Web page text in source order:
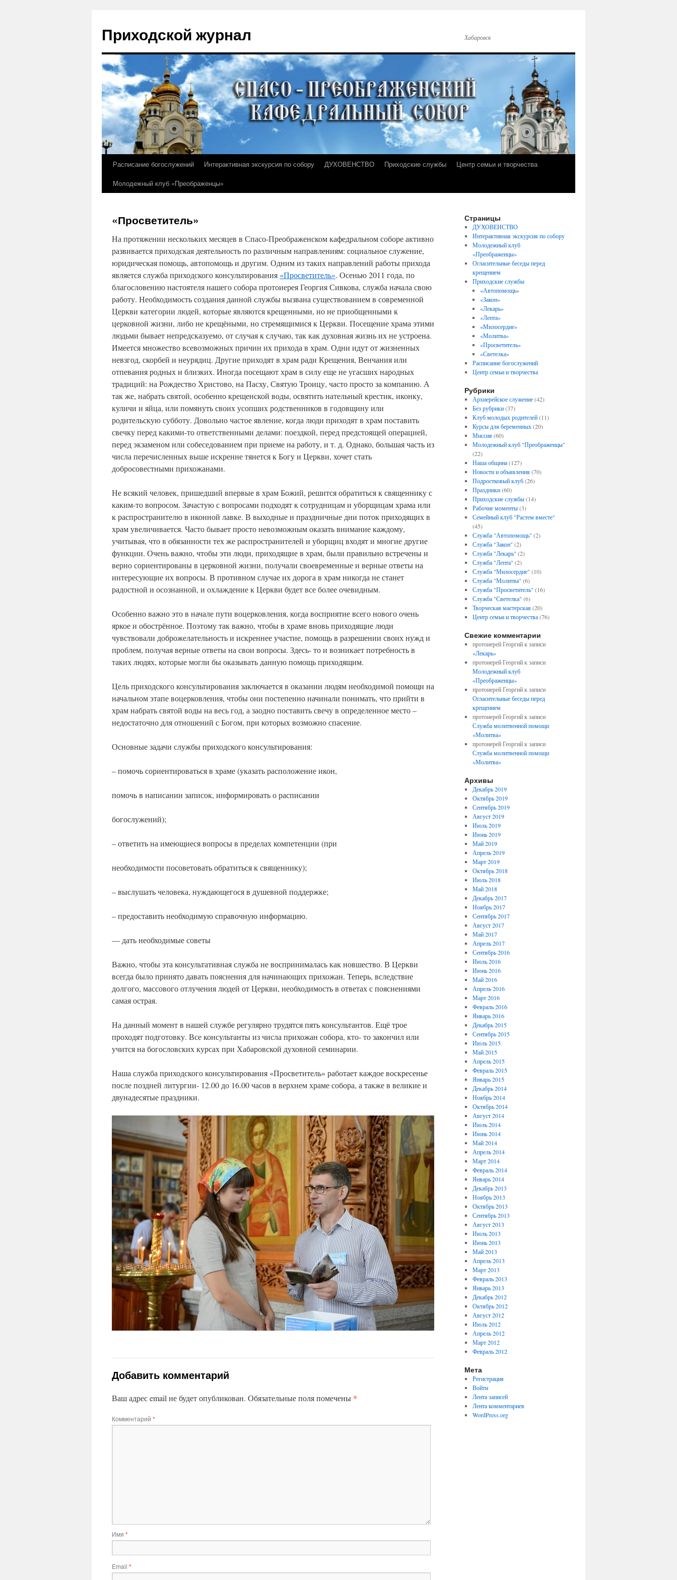
Приходской журнал Хабаровск
Перейти
Расписание богослужений Интерактивная экскурсия по собору ДУХОВЕНСТВО Приходские службы
Центр семьи и творчества
Молодежный клуб «Преображенцы»
«Просветитель»
На протяжении нескольких месяцев в Спасо-Преображенском кафедральном соборе активно
развивается приходская деятельность по различным направлениям: социальное служение,
юридическая помощь, автопомощь и другим. Одним из таких направлений работы прихода
является служба приходского консультирования «Просветитель». Осенью 2011 года, по
благословению настоятеля нашего собора протоиерея Георгия Сивкова, служба начала свою
работу. Необходимость создания данной службы вызвана существованием в современной
Церкви категории людей, которые являются крещенными, но не приобщенными к
церковной жизни, либо не крещёными, но стремящимися к Церкви. Посещение храма этими
людьми бывает непредсказуемо, от случая к случаю, так как духовная жизнь их не устроена.
Имеется множество всевозможных причин их прихода в храм. Одни идут от жизненных
невзгод, скорбей и неурядиц. Другие приходят в храм ради Крещения, Венчания или
отпевания родных и близких. Иногда посещают храм в силу еще не угасших народных
традиций: на Рождество Христово, на Пасху, Святую Троицу, часто просто за компанию. А
так же, набрать святой, особенно крещенской воды, освятить нательный крестик, иконку,
куличи и яйца, или помянуть своих усопших родственников в годовщину или
родительскую субботу. Довольно частое явление, когда люди приходят в храм поставить
свечку перед какими-то ответственными делами: поездкой, перед предстоящей операцией,
перед экзаменом или собеседованием при приеме на работу, и т. д. Однако, большая часть из
числа перечисленных выше искренне тянется к Богу и Церкви, хочет стать
добросовестными прихожанами.
Не всякий человек, пришедший впервые в храм Божий, решится обратиться к священнику с
каким-то вопросом. Зачастую с вопросами подходят к сотрудницам и уборщицам храма или
к распространителю в иконной лавке. В выходные и праздничные дни поток приходящих в
храм увеличивается. Часто бывает просто невозможным оказать внимание каждому,
учитывая, что в обязанности тех же распространителей и уборщиц входят и многие другие
функции. Очень важно, чтобы эти люди, приходящие в храм, были правильно встречены и
верно сориентированы в церковной жизни, получали своевременные и верные ответы на
интересующие их вопросы. В противном случае их дорога в храм никогда не станет
радостной и осознанной, и охлаждение к Церкви будет все более очевидным.
Особенно важно это в начале пути воцерковления, когда восприятие всего нового очень
яркое и обострённое. Поэтому так важно, чтобы в храме вновь приходящие люди
чувствовали доброжелательность и искреннее участие, помощь в разрешении своих нужд и
проблем, получая верные ответы на свои вопросы. Здесь- то и возникает потребность в
таких людях, которые могли бы оказывать данную помощь приходящим.
Цель приходского консультирования заключается в оказании людям необходимой помощи на
начальном этапе воцерковления, чтобы они постепенно начинали понимать, что прийти в
храм набрать святой воды на весь год, а заодно поставить свечу в определенное место –
недостаточно для отношений с Богом, при которых возможно спасение.
Основные задачи службы приходского консультирования:
– помочь сориентироваться в храме (указать расположение икон,
помочь в написании записок, информировать о расписании
богослужений);
– ответить на имеющиеся вопросы в пределах компетенции (при
необходимости посоветовать обратиться к священнику);
– выслушать человека, нуждающегося в душевной поддержке;
– предоставить необходимую справочную информацию.
— дать необходимые советы
Важно, чтобы эта консультативная служба не воспринималась как новшество. В Церкви
всегда было принято давать пояснения для начинающих прихожан. Теперь, вследствие
долгого, массового отлучения людей от Церкви, необходимость в ответах с пояснениями
самая острая.
На данный момент в нашей службе регулярно трудятся пять консультантов. Ещё трое
проходят подготовку. Все консультанты из числа прихожан собора, кто- то закончил или
учится на богословских курсах при Хабаровской духовной семинарии.
Наша служба приходского консультирования «Просветитель» работает каждое воскресенье
после поздней литургии- 12.00 до 16.00 часов в верхнем храме собора, а также в великие и
двунадесятые праздники.
Добавить комментарий
Ваш адрес email не будет опубликован. Обязательные поля помечены *
Комментарий *
Имя *
Email *
Страницы
ДУХОВЕНСТВО
Интерактивная экскурсия по собору
Молодежный клуб
«Преображенцы»
Огласительные беседы перед
крещением
Приходские службы
«Автопомощь»
«Закон»
«Лекарь»
«Лепта»
«Милосердие»
«Молитва»
«Просветитель»
«Светелка»
Расписание богослужений
Центр семьи и творчества
Рубрики
Архиерейское служение(42)
Без рубрики(37)
Клуб молодых родителей(11)
Курсы для беременных(20)
Миссия(60)
Молодежный клуб "Преображенцы"
(22)
Наша община(127)
Новости и объявления(70)
Подростковый клуб(26)
Праздники(60)
Приходские службы(14)
Рабочие моменты(3)
Семейный клуб "Растем вместе"
(45)
Служба "Автопомощь" (2)
Служба "Закон" (2)
Служба "Лекарь" (2)
Служба "Лепта" (2)
Служба "Милосердие" (10)
Служба "Молитва" (6)
Служба "Просветитель" (16)
Служба "Светелка" (6)
Творческая мастерская(20)
Центр семьи и творчества(76)
Свежие комментарии
протоиерей Георгийк записи
«Лекарь»
протоиерей Георгийк записи
Молодежный клуб
«Преображенцы»
протоиерей Георгийк записи
Огласительные беседы перед
крещением
протоиерей Георгийк записи
Служба молитвенной помощи
«Молитва»
протоиерей Георгийк записи
Служба молитвенной помощи
«Молитва»
Архивы
Декабрь 2019
Октябрь 2019
Сентябрь 2019
Август 2019
Июль 2019
Июнь 2019
Май 2019
Апрель 2019
Март 2019
Октябрь 2018
Июль 2018
Май 2018
Декабрь 2017
Ноябрь 2017
Сентябрь 2017
Август 2017
Май 2017
Апрель 2017
Сентябрь 2016
Июль 2016
Июнь 2016
Май 2016
Апрель 2016
Март 2016
Февраль 2016
Январь 2016
Декабрь 2015
Сентябрь 2015
Июль 2015
Май 2015
Апрель 2015
Февраль 2015
Январь 2015
Декабрь 2014
Ноябрь 2014
Октябрь 2014
Август 2014
Июль 2014
Июнь 2014
Май 2014
Апрель 2014
Март 2014
Февраль 2014
Январь 2014
Декабрь 2013
Ноябрь 2013
Октябрь 2013
Сентябрь 2013
Август 2013
Июль 2013
Июнь 2013
Май 2013
Апрель 2013
Март 2013
Февраль 2013
Январь 2013
Декабрь 2012
Октябрь 2012
Август 2012
Июль 2012
Апрель 2012
Март 2012
Февраль 2012
Мета
Регистрация
Войти
Лента записей
Лента комментариев
WordPress.org